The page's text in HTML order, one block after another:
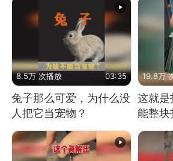
8.5万 次播放 03:35
兔子那么可爱，为什么没
人把它当宠物？
19.8万
这就是
能整块